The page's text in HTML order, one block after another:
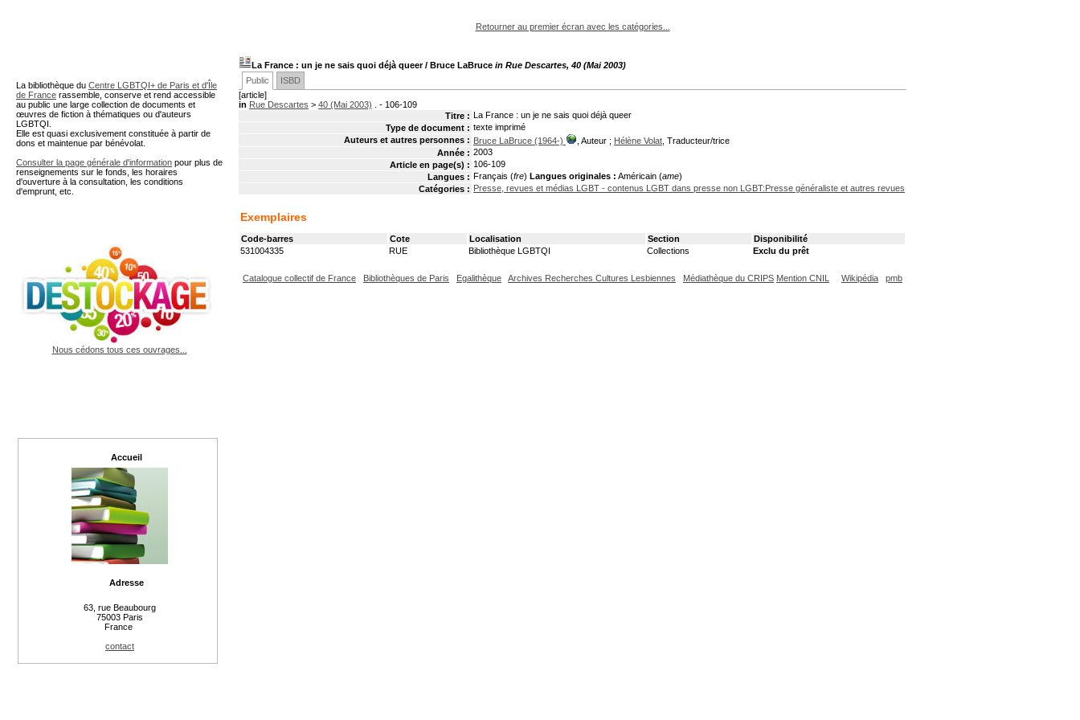
Retourner au premier écran avec les catégories...
La France : un je ne sais quoi déjà queer/ Bruce LaBruce in Rue Descartes, 40 (Mai 2003)
Public
ISBD
[article]
in Rue Descartes > 40 (Mai 2003) . - 106-109
Titre : La France : un je ne sais quoi déjà queer
Type de document : texte imprimé
Auteurs et autres personnes : Bruce LaBruce (1964-) , Auteur ; Hélène Volat , Traducteur/trice
Année : 2003
Article en page(s) : 106-109
Langues : Français (fre) Langues originales : Américain (ame)
Catégories : Presse, revues et médias LGBT - contenus LGBT dans presse non LGBT:Presse généraliste et autres revues
Exemplaires
Code-barres Cote Localisation Section
Disponibilité
531004335
RUE Bibliothèque LGBTQI Collections Exclu du prêt
Catalogue collectif de France Bibliothèques de Paris Egalithèque Archives Recherches Cultures Lesbiennes Médiathèque du CRIPS Mention CNIL Wikipédia pmb
La bibliothèque du Centre LGBTQI+ de Paris et d'Île
de France rassemble, conserve et rend accessible
au public une large collection de documents et
œuvres de fiction à thématiques ou d'auteurs
LGBTQI.
Elle est quasi exclusivement constituée à partir de
dons et maintenue par bénévolat.
Consulter la page générale d'information pour plus de
renseignements sur le fonds, les horaires
d'ouverture à la consultation, les conditions
d'emprunt, etc.
Nous cédons tous ces ouvrages...
Accueil
Adresse
63, rue Beaubourg
75003 Paris
France
contact